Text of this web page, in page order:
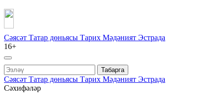
Сәясәт Татар дөньясы Тарих Мәдәният Эстрада
16+
Табарга
Сәясәт Татар дөньясы Тарих Мәдәният Эстрада
Сәхифәләр